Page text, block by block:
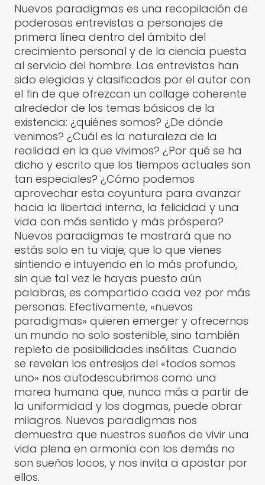
Nuevos paradigmas es una recopilación de
poderosas entrevistas a personajes de
primera línea dentro del ámbito del
crecimiento personal y de la ciencia puesta
al servicio del hombre. Las entrevistas han
sido elegidas y clasificadas por el autor con
el fin de que ofrezcan un collage coherente
alrededor de los temas básicos de la
existencia: ¿quiénes somos? ¿De dónde
venimos? ¿Cuál es la naturaleza de la
realidad en la que vivimos? ¿Por qué se ha
dicho y escrito que los tiempos actuales son
tan especiales? ¿Cómo podemos
aprovechar esta coyuntura para avanzar
hacia la libertad interna, la felicidad y una
vida con más sentido y más próspera?
Nuevos paradigmas te mostrará que no
estás solo en tu viaje; que lo que vienes
sintiendo e intuyendo en lo más profundo,
sin que tal vez le hayas puesto aún
palabras, es compartido cada vez por más
personas. Efectivamente, «nuevos
paradigmas» quieren emerger y ofrecernos
un mundo no solo sostenible, sino también
repleto de posibilidades insólitas. Cuando
se revelan los entresijos del «todos somos
uno» nos autodescubrimos como una
marea humana que, nunca más a partir de
la uniformidad y los dogmas, puede obrar
milagros. Nuevos paradigmas nos
demuestra que nuestros sueños de vivir una
vida plena en armonía con los demás no
son sueños locos, y nos invita a apostar por
ellos.